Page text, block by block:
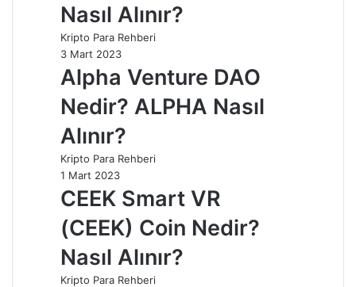
Nasıl Alınır?
Kripto Para Rehberi
3 Mart 2023
Alpha Venture DAO
Nedir? ALPHA Nasıl
Alınır?
Kripto Para Rehberi
1 Mart 2023
CEEK Smart VR
(CEEK) Coin Nedir?
Nasıl Alınır?
Kripto Para Rehberi